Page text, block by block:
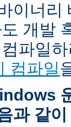
이너리
개발
파일
컴파일
과 같